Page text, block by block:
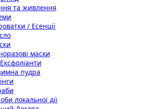
та живлення
/ Есенції
маски
пудра
локальної дії